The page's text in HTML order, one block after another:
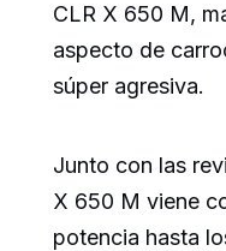
CLR X 650 M,
aspecto de
súper agresiva.
Junto con las
X 650 M viene
potencia hasta